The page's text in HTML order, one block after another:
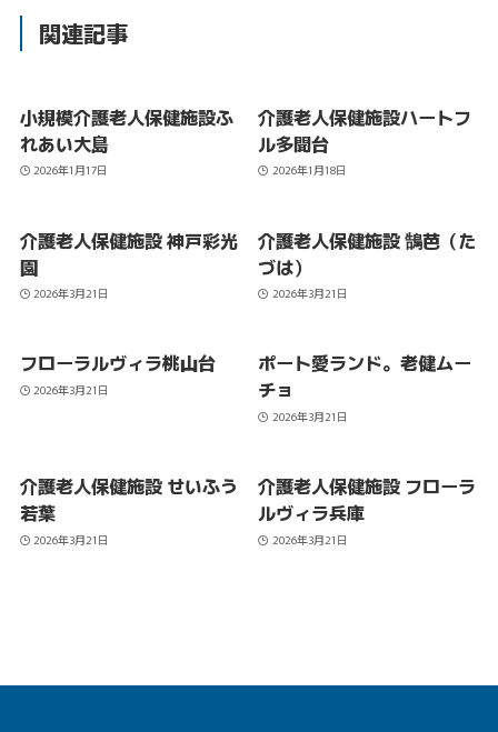
関連記事
小規模介護老人保健施設ふ
れあい大島
2026年1月17日
介護老人保健施設ハートフ
ル多聞台
2026年1月18日
介護老人保健施設 神戸彩光
園
2026年3月21日
介護老人保健施設 鵠芭（た
づは）
2026年3月21日
フローラルヴィラ桃山台
2026年3月21日
ポート愛ランド。老健ムー
チョ
2026年3月21日
介護老人保健施設 せいふう
若葉
2026年3月21日
介護老人保健施設 フローラ
ルヴィラ兵庫
2026年3月21日